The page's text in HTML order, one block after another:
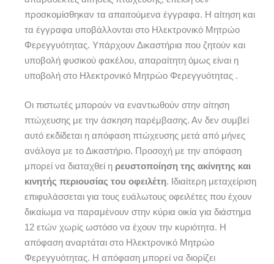
προσκομίσθηκαν τα απαιτούμενα έγγραφα. Η αίτηση και
τα έγγραφα υποβάλλονται στο Ηλεκτρονικό Μητρώο
Φερεγγυότητας. Υπάρχουν Δικαστήρια που ζητούν και
υποβολή φυσικού φακέλου, απαραίτητη όμως είναι η
υποβολή στο Ηλεκτρονικό Μητρώο Φερεγγυότητας .
Οι πιστωτές μπορούν να εναντιωθούν στην αίτηση
πτώχευσης με την άσκηση παρέμβασης. Αν δεν συμβεί
αυτό εκδίδεται η απόφαση πτώχευσης μετά από μήνες
ανάλογα με το Δικαστήριο. Προσοχή με την απόφαση
μπορεί να διαταχθεί η ρευστοποίηση της ακίνητης και
κινητής περιουσίας του οφειλέτη. Ιδιαίτερη μεταχείριση
επιφυλάσσεται για τους ευάλωτους οφειλέτες που έχουν
δικαίωμα να παραμένουν στην κύρια οικία για διάστημα
12 ετών χωρίς ωστόσο να έχουν την κυριότητα. Η
απόφαση αναρτάται στο Ηλεκτρονικό Μητρώο
Φερεγγυότητας. Η απόφαση μπορεί να διορίζει